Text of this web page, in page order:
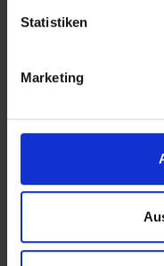
Statistiken
Marketing
Handdouches
Even opfrissen